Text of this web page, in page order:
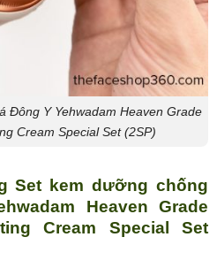
Đông Y Yehwadam Heaven Grade
Cream Special Set (2SP)
Set kem dưỡng chống
Heaven Grade
Cream Special Set